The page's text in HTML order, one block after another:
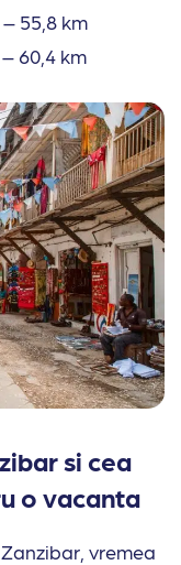
55,8 km
60,4 km
si cea
o vacanta
vremea